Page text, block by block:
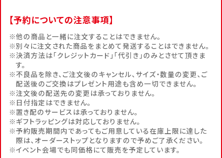
【予約についての注意事項】
他の商品と一緒に注文することはできません。
別々に注文された商品をまとめて発送することはできません。
決済方法は「クレジットカード」「代引き」のみとさせて頂きま
す。
不良品を除き、ご注文後のキャンセル、サイズ・数量の変更、ご
配送後のご交換はプレゼント用途も含め一切できません。
注文後の配送先の変更は承っておりません。
日付指定はできません。
置き配のサービスは承っておりません。
ギフトラッピングは対応しておりません。
予約販売期間内であってもご用意している在庫上限に達した
際は、オーダーストップとなりますので予めご了承ください。
イベント会場でも同価格にて販売を予定しています。